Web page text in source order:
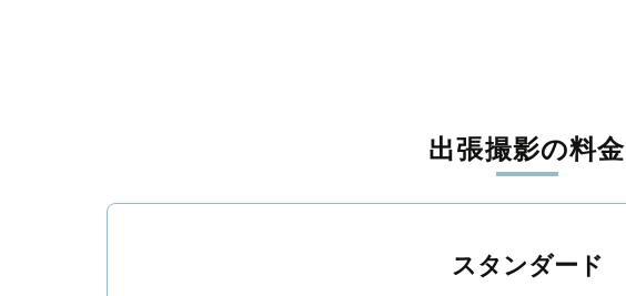
出張撮影の料金
スタンダード